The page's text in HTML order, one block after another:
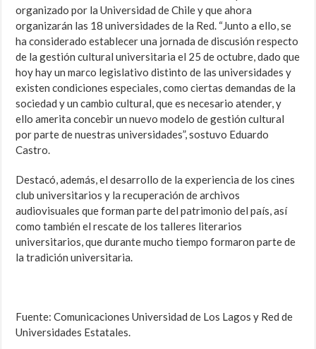
organizado por la Universidad de Chile y que ahora
organizarán las 18 universidades de la Red. “Junto a ello, se
ha considerado establecer una jornada de discusión respecto
de la gestión cultural universitaria el 25 de octubre, dado que
hoy hay un marco legislativo distinto de las universidades y
existen condiciones especiales, como ciertas demandas de la
sociedad y un cambio cultural, que es necesario atender, y
ello amerita concebir un nuevo modelo de gestión cultural
por parte de nuestras universidades”, sostuvo Eduardo
Castro.
Destacó, además, el desarrollo de la experiencia de los cines
club universitarios y la recuperación de archivos
audiovisuales que forman parte del patrimonio del país, así
como también el rescate de los talleres literarios
universitarios, que durante mucho tiempo formaron parte de
la tradición universitaria.
Fuente: Comunicaciones Universidad de Los Lagos y Red de
Universidades Estatales.